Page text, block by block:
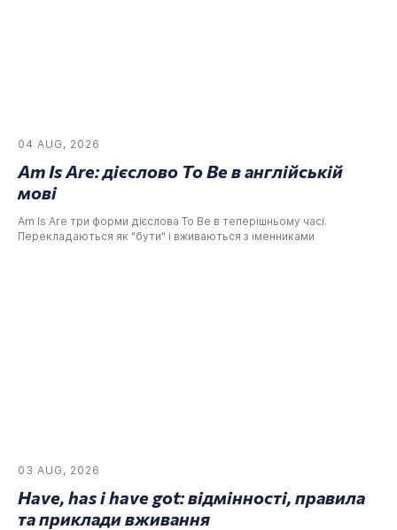
04 AUG, 2026
Am Is Are: дієслово To Be в англійській
мові
Am Is Are три форми дієслова To Be в теперішньому часі.
Перекладаються як "бути" і вживаються з іменниками
03 AUG, 2026
Have, has і have got: відмінності, правила
та приклади вживання